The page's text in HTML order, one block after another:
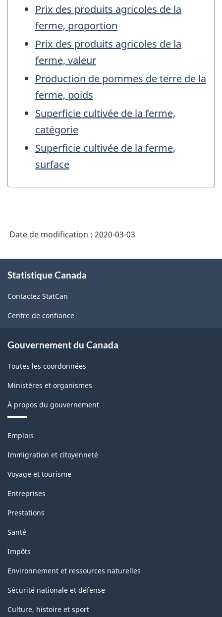
Prix des produits agricoles de la
ferme, proportion
Prix des produits agricoles de la
ferme, valeur
Production de pommes de terre de la
ferme, poids
Superficie cultivée de la ferme,
catégorie
Superficie cultivée de la ferme,
surface
Date de modification : 2020-03-03
propos
ce
site
Statistique Canada
Contactez StatCan
Centre de confiance
Gouvernement du Canada
Toutes les coordonnées
Ministères et organismes
À propos du gouvernement
Thèmes
sujets
Emplois
Immigration et citoyenneté
Voyage et tourisme
Entreprises
Prestations
Santé
Impôts
Environnement et ressources naturelles
Sécurité nationale et défense
Culture, histoire et sport